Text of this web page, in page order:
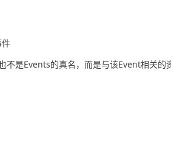
是Events的真名，而是与该Event相关的